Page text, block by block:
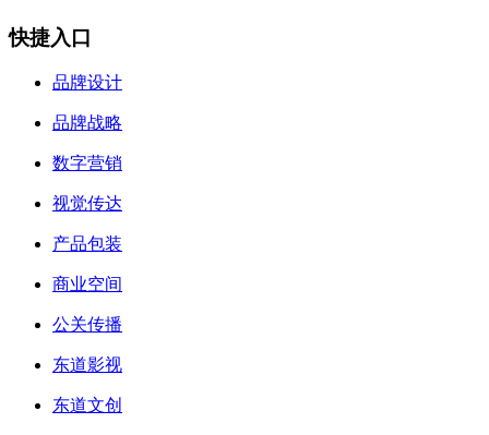
快捷入口
品牌设计
品牌战略
数字营销
视觉传达
产品包装
商业空间
公关传播
东道影视
东道文创